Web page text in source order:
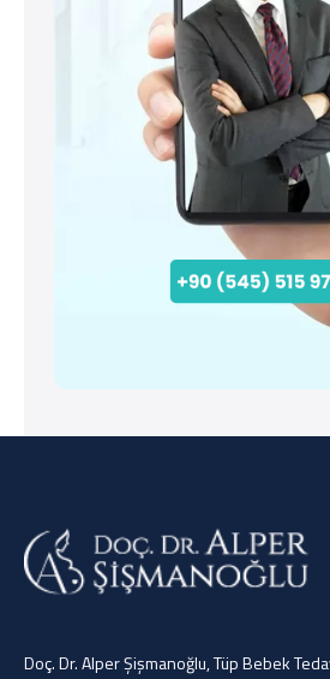
Doç. Dr. Alper Şişmanoğlu, Tüp Bebek